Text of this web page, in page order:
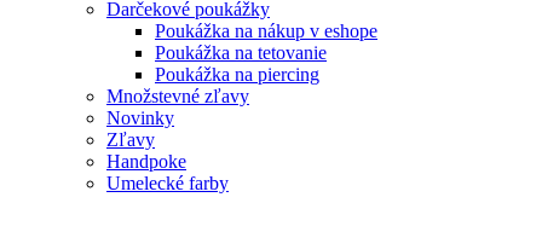
Darčekové poukážky
Poukážka na nákup v eshope
Poukážka na tetovanie
Poukážka na piercing
Množstevné zľavy
Novinky
Zľavy
Handpoke
Umelecké farby